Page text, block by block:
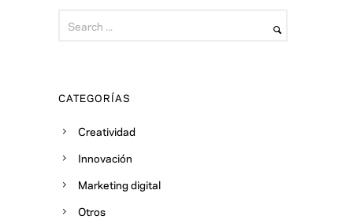
CATEGORÍAS
Creatividad
Innovación
Marketing digital
Otros